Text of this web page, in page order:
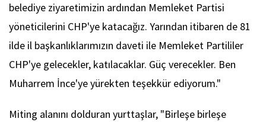
belediye ziyaretimizin ardından Memleket Partisi
yöneticilerini CHP'ye katacağız. Yarından itibaren de 81
ilde il başkanlıklarımızın daveti ile Memleket Partililer
CHP'ye gelecekler, katılacaklar. Güç verecekler. Ben
Muharrem İnce'ye yürekten teşekkür ediyorum."
Miting alanını dolduran yurttaşlar, "Birleşe birleşe